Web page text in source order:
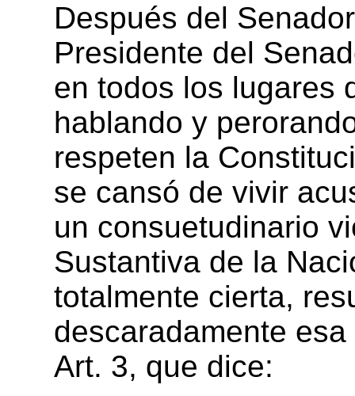
Después del
Presidente del
en todos los lugares
hablando y
respeten la
se cansó de vivir
un consuetudinario
Sustantiva de la
totalmente cierta,
descaradamente
Art. 3, que dice: